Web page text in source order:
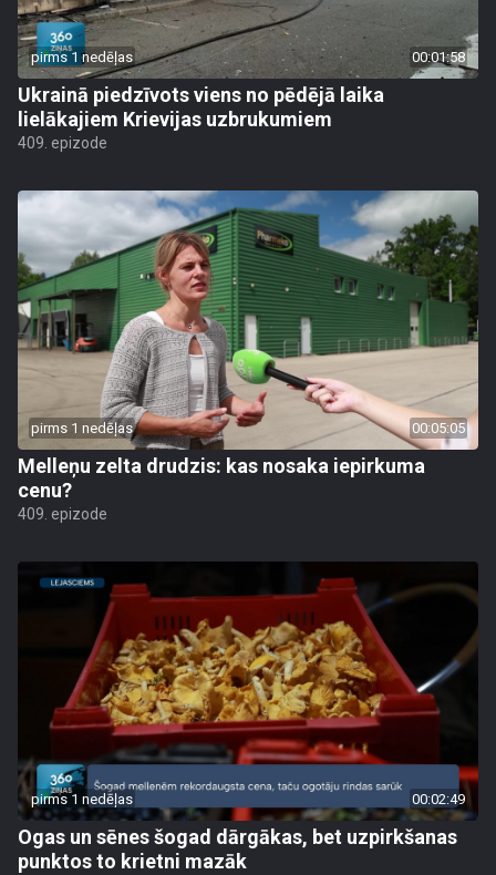
pirms 1 nedēļas 00:01:58
Ukrainā piedzīvots viens no pēdējā laika
lielākajiem Krievijas uzbrukumiem
409. epizode
pirms 1 nedēļas 00:05:05
Melleņu zelta drudzis: kas nosaka iepirkuma
cenu?
409. epizode
pirms 1 nedēļas 00:02:49
Ogas un sēnes šogad dārgākas, bet uzpirkšanas
punktos to krietni mazāk